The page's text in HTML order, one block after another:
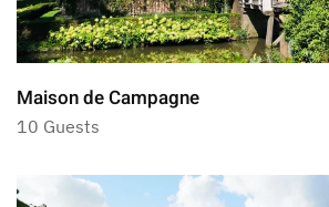
Maison de Campagne
10 Guests